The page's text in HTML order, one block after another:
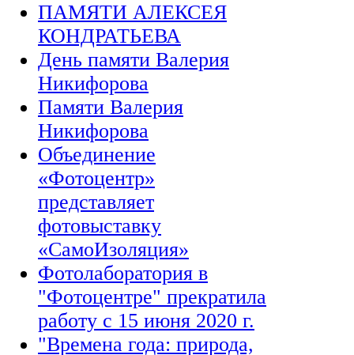
ПАМЯТИ АЛЕКСЕЯ
КОНДРАТЬЕВА
День памяти Валерия
Никифорова
Памяти Валерия
Никифорова
Объединение
«Фотоцентр»
представляет
фотовыставку
«СамоИзоляция»
Фотолаборатория в
"Фотоцентре" прекратила
работу с 15 июня 2020 г.
"Времена года: природа,